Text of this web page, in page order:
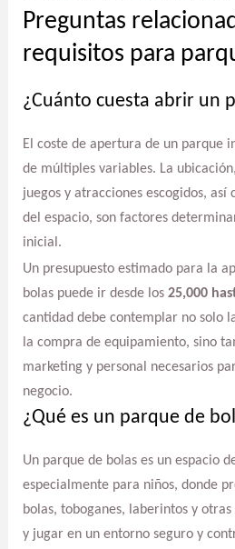
Preguntas
requisitos para
¿Cuánto cuesta abrir un
El coste de apertura de un parque
de múltiples variables. La
juegos y atracciones escogidos, así
del espacio, son factores
inicial.
Un presupuesto estimado para la
bolas puede ir desde los 25,000
cantidad debe contemplar no solo
la compra de equipamiento, sino
marketing y personal necesarios
negocio.
¿Qué es un parque de
Un parque de bolas es un espacio
especialmente para niños, donde
bolas, toboganes, laberintos y
y jugar en un entorno seguro y